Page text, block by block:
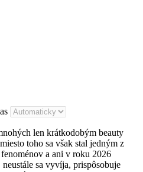
len krátkodobým beauty
toho sa však stal jedným z
a ani v roku 2026
sa vyvíja, prispôsobuje